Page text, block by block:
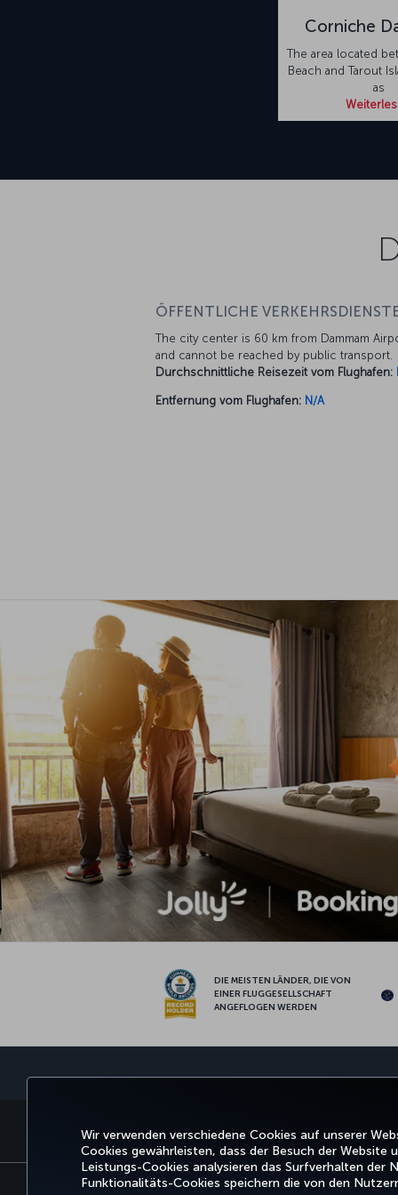
Wir verwenden verschiedene Cookies auf unserer
Cookies gewährleisten, dass der Besuch der Website
Leistungs-Cookies analysieren das Surfverhalten der
Funktionalitäts-Cookies speichern die von den
Corniche
The area located
Beach and Tarout
as
ÖFFENTLICHE
The city center is 60 km from Dammam
and cannot be reached by public transport.
Durchschnittliche Reisezeit vom Flughafen:
Entfernung vom Flughafen: N/A
DIE MEISTEN LÄNDER, DIE VON
EINER FLUGGESELLSCHAFT
ANGEFLOGEN WERDEN
BUCHEN UND VERWALTEN ERLEBNIS